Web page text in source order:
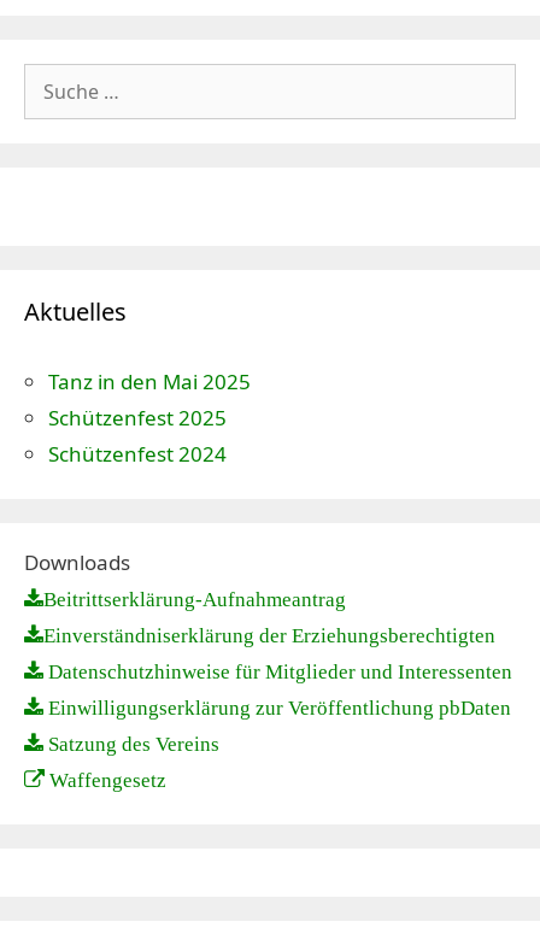
Suche
nach:
Aktuelles
Tanz in den Mai 2025
Schützenfest 2025
Schützenfest 2024
Downloads
Beitrittserklärung-Aufnahmeantrag
Einverständniserklärung der Erziehungsberechtigten
Datenschutzhinweise für Mitglieder und Interessenten
Einwilligungserklärung zur Veröffentlichung pbDaten
Satzung des Vereins
Waffengesetz